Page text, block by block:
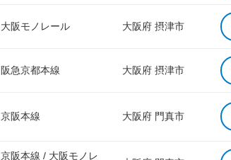
大阪モノレール 大阪府 摂津市
阪急京都本線 大阪府 摂津市
京阪本線 大阪府 門真市
京阪本線 / 大阪モノレ